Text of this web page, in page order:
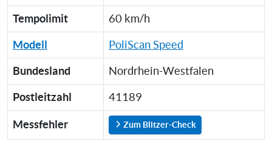
Tempolimit 60 km/h
Modell PoliScan Speed
Bundesland Nordrhein-Westfalen
Postleitzahl 41189
Messfehler Zum Blitzer-Check